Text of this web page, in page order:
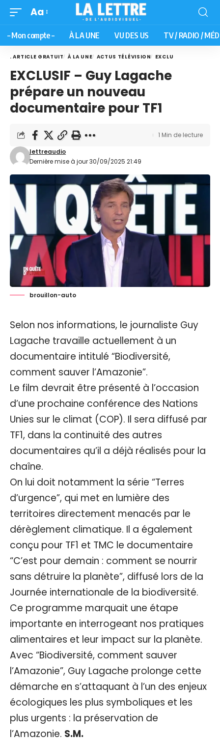
Aa
– Mon compte – À LA UNE VU DES US TV / RADIO /
. ARTICLE GRATUIT À LA UNE ACTUS TÉLÉVISION EXCLU
EXCLUSIF – Guy Lagache
prépare un nouveau
documentaire pour TF1
Dernière mise à jour 30/09/2025 21:49
lettreaudio
1 Min de lecture
brouillon-auto
Selon nos informations, le journaliste Guy
Lagache travaille actuellement à un
documentaire intitulé “Biodiversité,
comment sauver l’Amazonie”.
Le film devrait être présenté à l’occasion
d’une prochaine conférence des Nations
Unies sur le climat (COP). Il sera diffusé par
TF1, dans la continuité des autres
documentaires qu’il a déjà réalisés pour la
chaîne.
On lui doit notamment la série “Terres
d’urgence”, qui met en lumière des
territoires directement menacés par le
dérèglement climatique. Il a également
conçu pour TF1 et TMC le documentaire
“C’est pour demain : comment se nourrir
sans détruire la planète”, diffusé lors de la
Journée internationale de la biodiversité.
Ce programme marquait une étape
importante en interrogeant nos pratiques
alimentaires et leur impact sur la planète.
Avec “Biodiversité, comment sauver
l’Amazonie”, Guy Lagache prolonge cette
démarche en s’attaquant à l’un des enjeux
écologiques les plus symboliques et les
plus urgents : la préservation de
l’Amazonie. S.M.